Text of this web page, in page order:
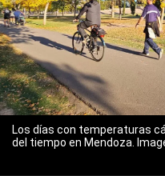
Los días con temperaturas
del tiempo en Mendoza.